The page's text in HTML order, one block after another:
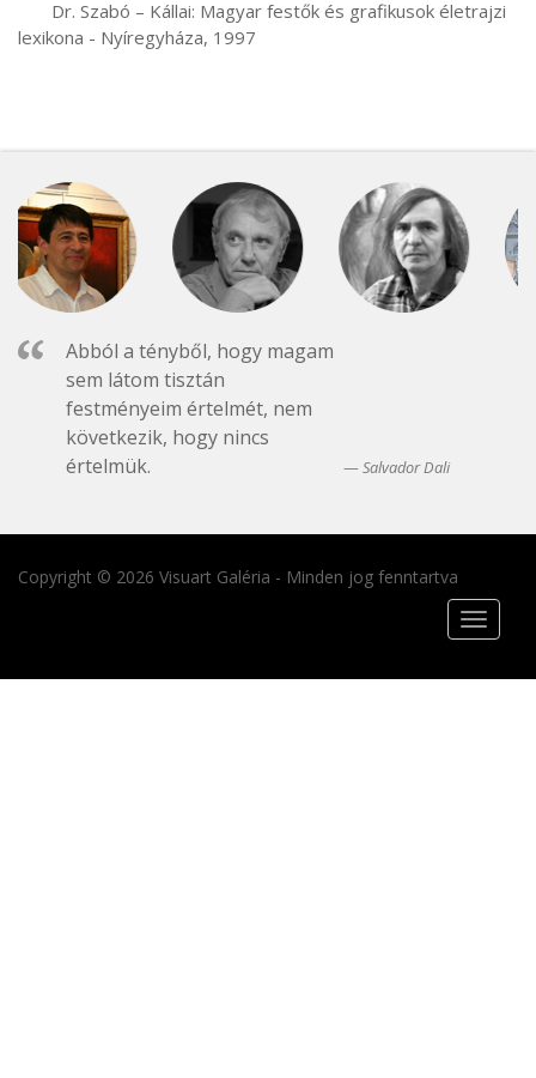
lexikona - Nyíregyháza, 1997
Abból a tényből, hogy magam
sem látom tisztán
festményeim értelmét, nem
következik, hogy nincs
értelmük.
Salvador Dali
Copyright © 2026 Visuart Galéria - Minden jog fenntartva
Toggle